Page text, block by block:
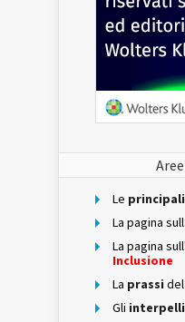
Le
La pagina
La pagina sull'
Inclusione
La prassi
Gli interpelli